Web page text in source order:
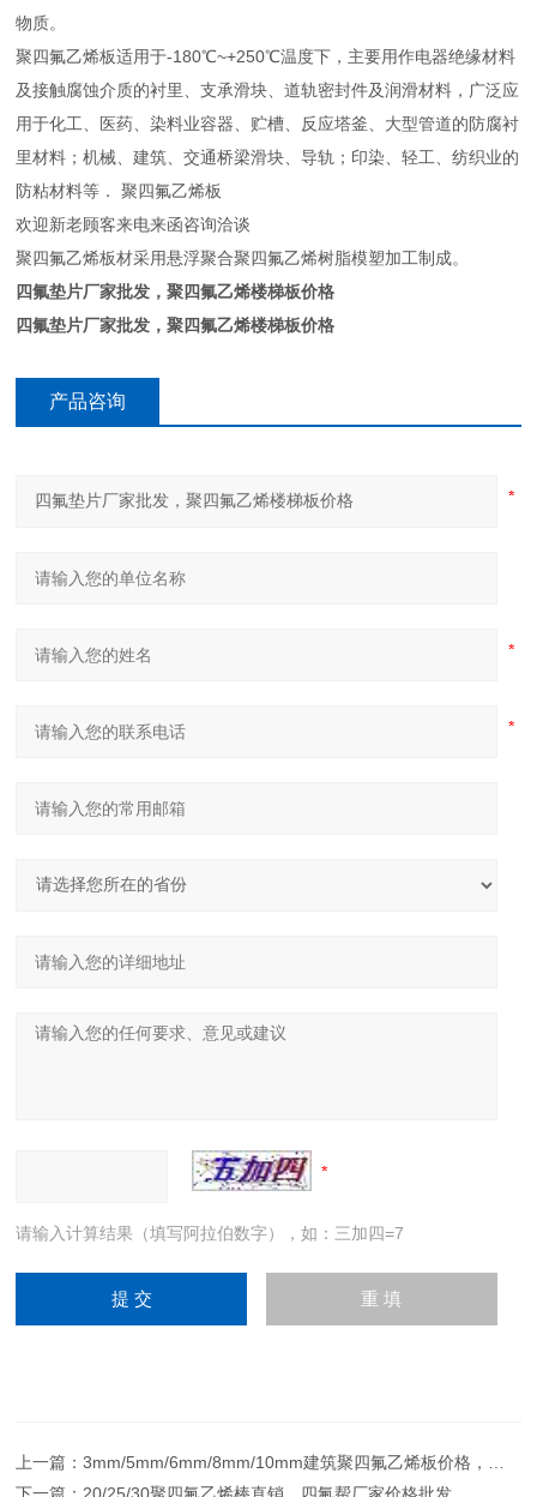
物质。
聚四氟乙烯板适用于-180℃~+250℃温度下，主要用作电器绝缘材料
及接触腐蚀介质的衬里、支承滑块、道轨密封件及润滑材料，广泛应
用于化工、医药、染料业容器、贮槽、反应塔釜、大型管道的防腐衬
里材料；机械、建筑、交通桥梁滑块、导轨；印染、轻工、纺织业的
防粘材料等． 聚四氟乙烯板
欢迎新老顾客来电来函咨询洽谈
聚四氟乙烯板材采用悬浮聚合聚四氟乙烯树脂模塑加工制成。
四氟垫片厂家批发，聚四氟乙烯楼梯板价格
四氟垫片厂家批发，聚四氟乙烯楼梯板价格
产品咨询
请输入计算结果（填写阿拉伯数字），如：三加四=7
上一篇：3mm/5mm/6mm/8mm/10mm建筑聚四氟乙烯板价格，四氟楼梯踏板厂家